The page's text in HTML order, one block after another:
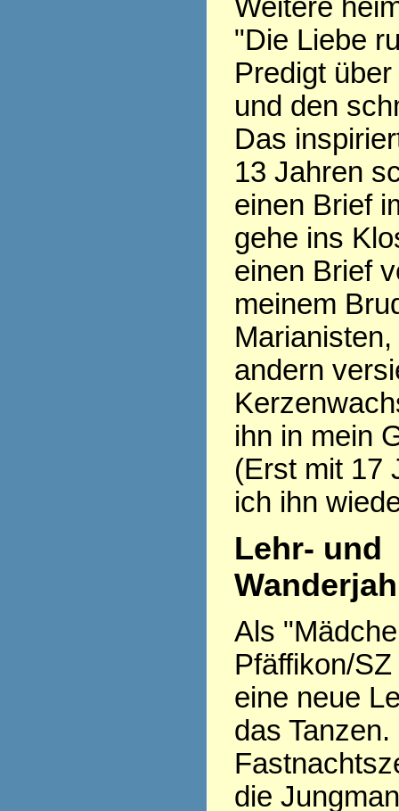
Weitere
"Die Liebe
Predigt
und den
Das
13 Jahren
einen Brief
gehe ins
einen Brief
meinem
andern
ihn in mein
(Erst mit 17
ich ihn
Lehr- und
Als
Pfäffikon/
eine neue
das Tanzen.
die